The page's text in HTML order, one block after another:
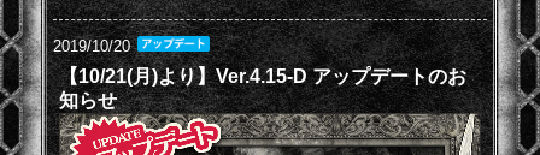
2019/10/20
【10/21(月)より】Ver.4.15-D アップデートのお
知らせ